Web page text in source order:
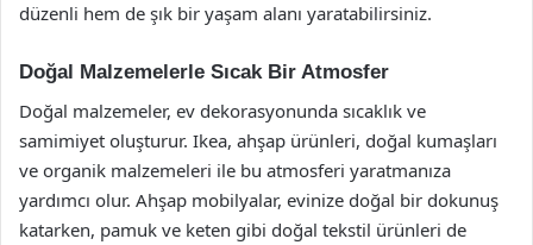
düzenli hem de şık bir yaşam alanı yaratabilirsiniz.
Doğal Malzemelerle Sıcak Bir Atmosfer
Doğal malzemeler, ev dekorasyonunda sıcaklık ve
samimiyet oluşturur. Ikea, ahşap ürünleri, doğal kumaşları
ve organik malzemeleri ile bu atmosferi yaratmanıza
yardımcı olur. Ahşap mobilyalar, evinize doğal bir dokunuş
katarken, pamuk ve keten gibi doğal tekstil ürünleri de